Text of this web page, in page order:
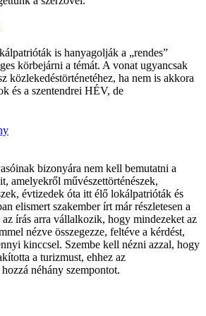
is hanyagolják a „rendes”
körbejárni a témát. A vonat ugyancsak
közlekedéstörténetéhez, ha nem is akkora
és a szentendrei HÉV, de
bizonyára nem kell bemutatni a
amelyekről művészettörténészek,
évtizedek óta itt élő lokálpatrióták és
elismert szakember írt már részletesen a
írás arra vállalkozik, hogy mindezeket az
nézve összegezze, feltéve a kérdést,
kinccsel. Szembe kell nézni azzal, hogy
a turizmust, ehhez az
néhány szempontot.